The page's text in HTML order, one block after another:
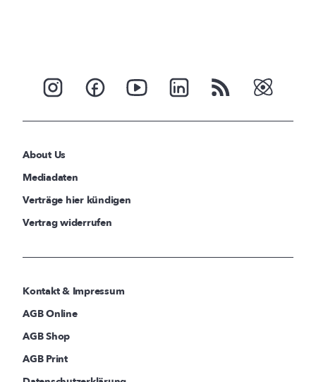
About Us
Mediadaten
Verträge hier kündigen
Vertrag widerrufen
Kontakt & Impressum
AGB Online
AGB Shop
AGB Print